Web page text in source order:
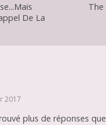
De La
The
2017
plus de réponses que